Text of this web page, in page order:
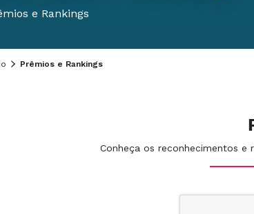
e Rankings
Prêmios e Rankings
Conheça os reconhecimentos e